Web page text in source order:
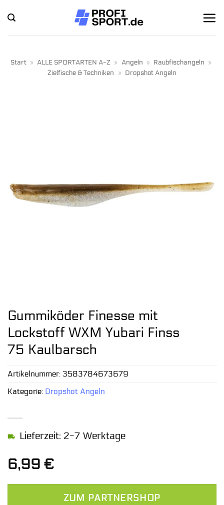
Inhalt
springen
Start » ALLE SPORTARTEN A-Z » Angeln » Raubfischangeln »
Zielfische & Techniken
» Dropshot Angeln
Gummiköder Finesse mit
Lockstoff WXM Yubari Finss
75 Kaulbarsch
6,99 €
Lieferzeit: 2-7 Werktage
ZUM PARTNERSHOP
Artikelnummer: 3583784673679
Kategorie: Dropshot Angeln